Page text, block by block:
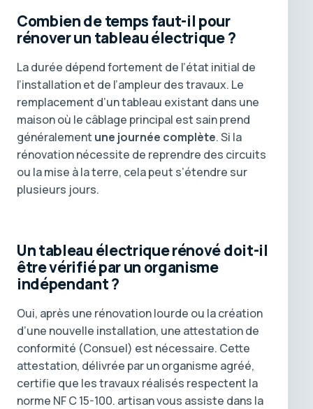
Combien de temps faut-il pour
rénover un tableau électrique ?
La durée dépend fortement de l’état initial de
l’installation et de l’ampleur des travaux. Le
remplacement d’un tableau existant dans une
maison où le câblage principal est sain prend
généralement une journée complète. Si la
rénovation nécessite de reprendre des circuits
ou la mise à la terre, cela peut s’étendre sur
plusieurs jours.
Un tableau électrique rénové doit-il
être vérifié par un organisme
indépendant ?
Oui, après une rénovation lourde ou la création
d’une nouvelle installation, une attestation de
conformité (Consuel) est nécessaire. Cette
attestation, délivrée par un organisme agréé,
certifie que les travaux réalisés respectent la
norme NF C 15-100. artisan vous assiste dans la